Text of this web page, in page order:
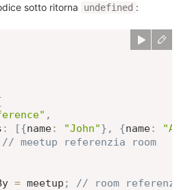
sotto ritorna undefined :
,
: [{name: "John"} , {name:
// meetup referenzia room
= meetup ; // room